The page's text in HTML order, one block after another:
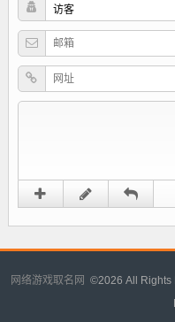
网络游戏取名网 ©2026 All